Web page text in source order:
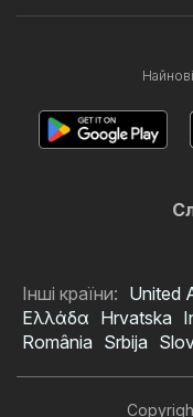
Інші країни: United
Ελλάδα Hrvatska
România Srbija